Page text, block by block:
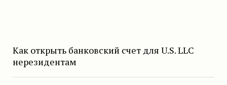
Как открыть банковский счет для U.S. LLC
нерезидентам